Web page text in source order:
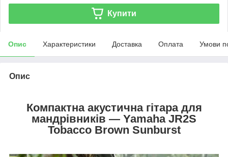
Купити
Опис Характеристики Доставка Оплата Умови
Опис
Компактна акустична гітара для
мандрівників — Yamaha JR2S
Tobacco Brown Sunburst